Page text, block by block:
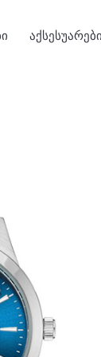
აქსესუარები